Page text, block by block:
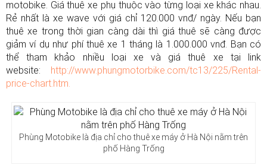
motobike. Giá thuê xe phụ thuộc vào từng loại xe khác nhau.
Rẻ nhất là xe wave với giá chỉ 120.000 vnđ/ ngày. Nếu bạn
thuê xe trong thời gian càng dài thì giá thuê sẽ càng được
giảm ví dụ như phí thuê xe 1 tháng là 1.000.000 vnđ. Bạn có
thể tham khảo nhiều loại xe và giá thuê xe tại link
website: http://www.phungmotorbike.com/tc13/225/Rental-
price-chart.htm.
Phùng Motobike là địa chỉ cho thuê xe máy ở Hà Nội nằm trên
phố Hàng Trống